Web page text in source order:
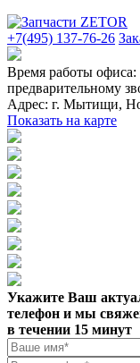
+7(495) 137-76-26
Время работы офиса:
предварительному
Адрес: г. Мытищи,
Показать на карте
Укажите Ваш
телефон и мы
в течении 15 минут